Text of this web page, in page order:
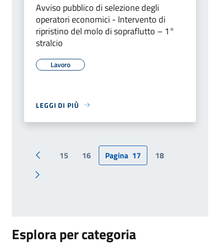
Avviso pubblico di selezione degli
operatori economici - Intervento di
ripristino del molo di sopraflutto – 1°
stralcio
Lavoro
LEGGI DI PIÙ
Pagina precedente
15 16 Pagina 17 18
Pagina successiva
Esplora per categoria